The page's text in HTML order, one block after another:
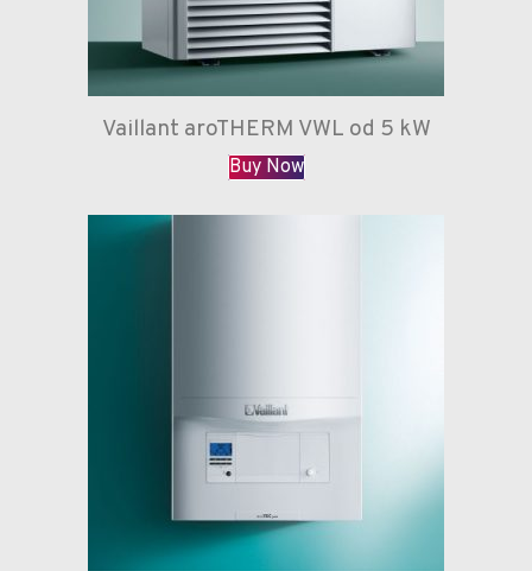
Vaillant aroTHERM VWL od 5 kW
Buy Now